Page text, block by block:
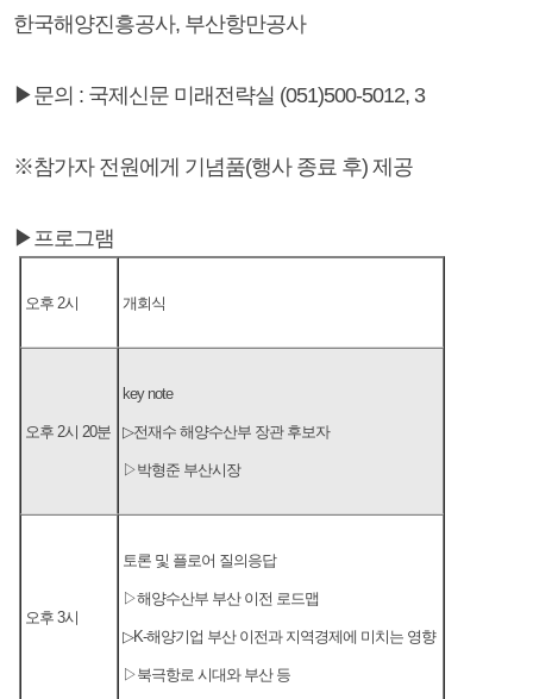
한국해양진흥공사, 부산항만공사
▶문의 : 국제신문 미래전략실 (051)500-5012, 3
※참가자 전원에게 기념품(행사 종료 후) 제공
▶프로그램
오후 2시 개회식
오후 2시 20분
key note
▷전재수 해양수산부 장관 후보자
▷박형준 부산시장
오후 3시
토론 및 플로어 질의응답
▷해양수산부 부산 이전 로드맵
▷K-해양기업 부산 이전과 지역경제에 미치는 영향
▷북극항로 시대와 부산 등